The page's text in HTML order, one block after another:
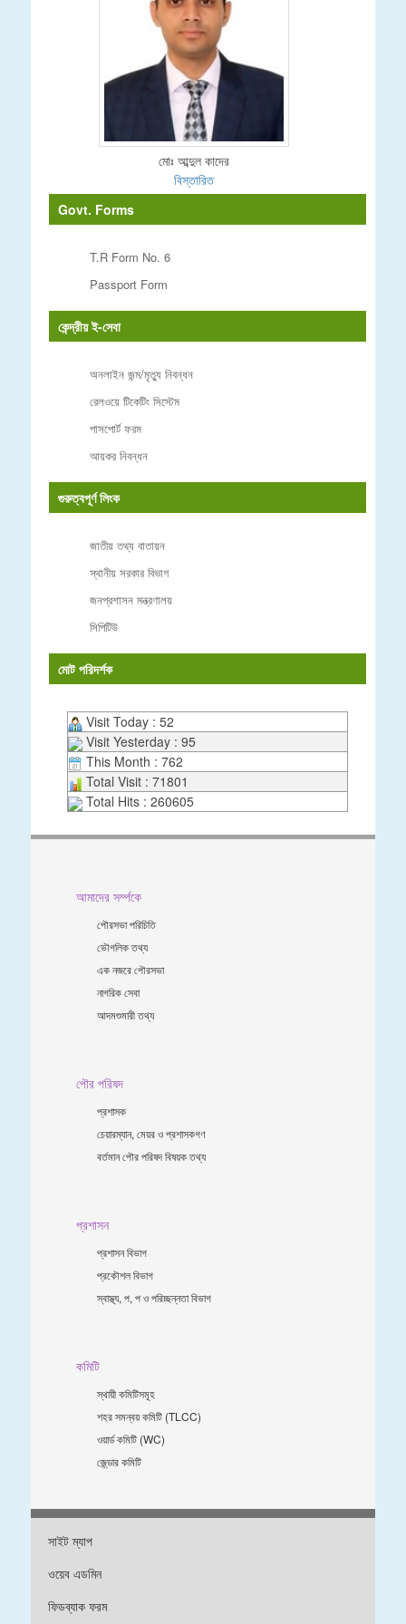
মোঃ আব্দুল কাদের
বিস্তারিত
Govt. Forms
T.R Form No. 6
Passport Form
কেন্দ্রীয় ই-সেবা
অনলাইন জন্ম/মৃত্যু নিবন্ধন
রেলওয়ে টিকেটিং সিস্টেম
পাসপোর্ট ফরম
আয়কর নিবন্ধন
গুরুত্বপূর্ণ লিংক
জাতীয় তথ্য বাতায়ন
স্থানীয় সরকার বিভাগ
জনপ্রশাসন মন্ত্রণালয়
সিপিটিউ
মোট পরিদর্শক
Visit Today : 52
Visit Yesterday : 95
This Month : 762
Total Visit : 71801
Total Hits : 260605
আমাদের সর্ম্পকে
পৌরসভা পরিচিতি
ভৌগলিক তথ্য
এক নজরে পৌরসভা
নাগরিক সেবা
আদমশুমারী তথ্য
পৌর পরিষদ
প্রশাসক
চেয়ারম্যান, মেয়র ও প্রশাসকগণ
বর্তমান পৌর পরিষদ বিষয়ক তথ্য
প্রশাসন
প্রশাসন বিভাগ
প্রকৌশল বিভাগ
স্বাস্থ্য, প, প ও পরিচ্ছন্নতা ‍বিভাগ
কমিটি
স্থায়ী কমিটিসমূহ
শহর সমন্বয় কমিটি (TLCC)
ওয়ার্ড কমিটি (WC)
জে্ন্ডার কমিটি
সাইট ম্যাপ
ওয়েব এডমিন
ফিডব্যাক ফরম